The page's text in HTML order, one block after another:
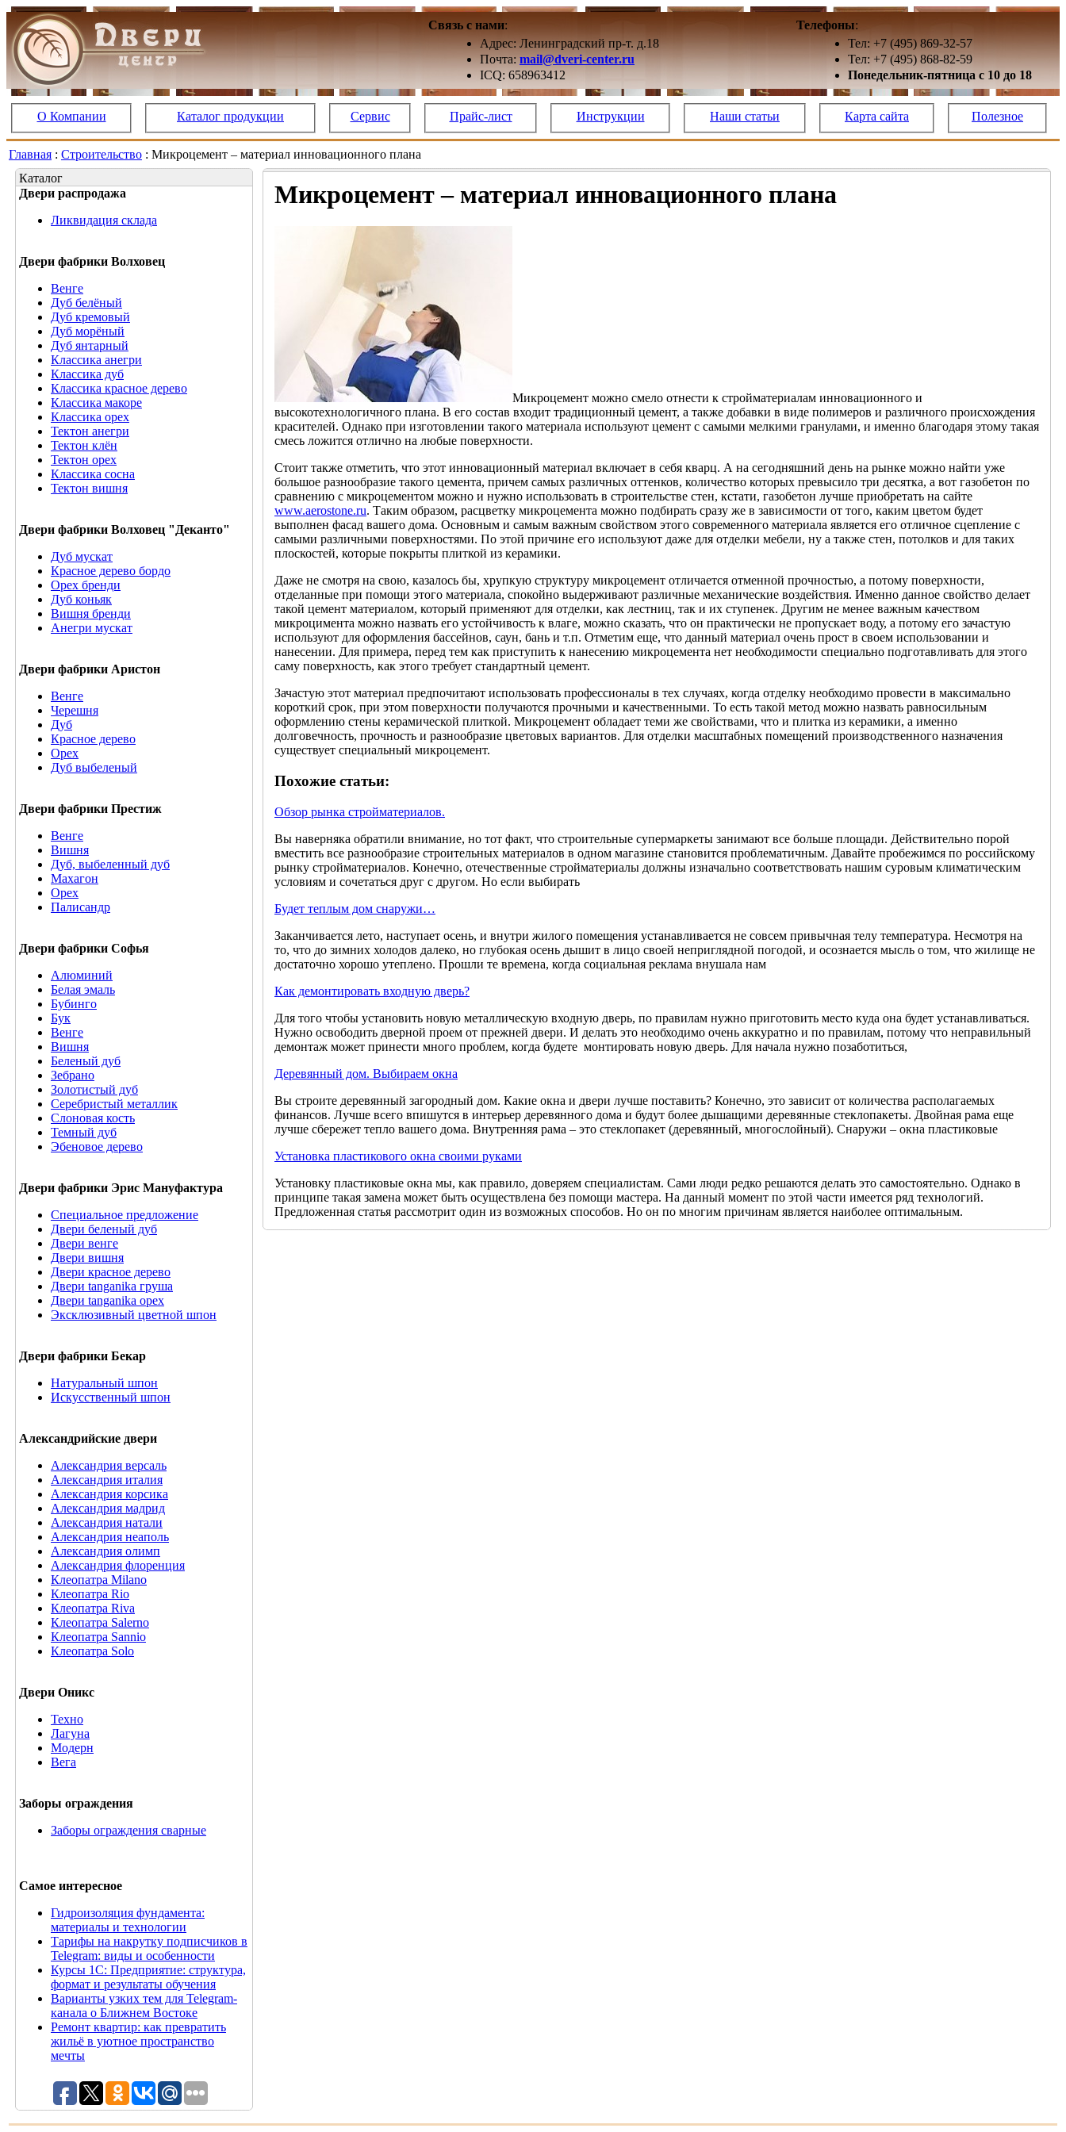
Связь с нами:
Адрес: Ленинградский пр-т. д.18
Почта:mail@dveri-center.ru
ICQ: 658963412
Телефоны:
Тел: +7 (495) 869-32-57
Тел: +7 (495) 868-82-59
Понедельник-пятница с 10 до 18
О Компании Каталог продукции Сервис Прайс-лист Инструкции Наши статьи Карта сайта Полезное
Главная : Строительство : Микроцемент – материал инновационного плана
Каталог
Двери распродажа
Ликвидация склада
Двери фабрики Волховец
Венге
Дуб белёный
Дуб кремовый
Дуб морёный
Дуб янтарный
Классика анегри
Классика дуб
Классика красное дерево
Классика макоре
Классика орех
Тектон анегри
Тектон клён
Тектон орех
Классика сосна
Тектон вишня
Двери фабрики Волховец "Деканто"
Дуб мускат
Красное дерево бордо
Орех бренди
Дуб коньяк
Вишня бренди
Анегри мускат
Двери фабрики Аристон
Венге
Черешня
Дуб
Красное дерево
Орех
Дуб выбеленый
Двери фабрики Престиж
Венге
Вишня
Дуб, выбеленный дуб
Махагон
Орех
Палисандр
Двери фабрики Софья
Алюминий
Белая эмаль
Бубинго
Бук
Венге
Вишня
Беленый дуб
Зебрано
Золотистый дуб
Серебристый металлик
Слоновая кость
Темный дуб
Эбеновое дерево
Двери фабрики Эрис Мануфактура
Специальное предложение
Двери беленый дуб
Двери венге
Двери вишня
Двери красное дерево
Двери tanganika груша
Двери tanganika oрех
Эксклюзивный цветной шпон
Двери фабрики Бекар
Натуральный шпон
Искусственный шпон
Александрийские двери
Александрия версаль
Александрия италия
Александрия корсика
Александрия мадрид
Александрия натали
Александрия неаполь
Александрия олимп
Александрия флоренция
Клеопатра Milano
Клеопатра Rio
Клеопатра Riva
Клеопатра Salerno
Клеопатра Sannio
Клеопатра Solo
Двери Оникс
Техно
Лагуна
Модерн
Вега
Заборы ограждения
Заборы ограждения сварные
Самое интересное
Гидроизоляция фундамента:
материалы и технологии
Тарифы на накрутку подписчиков в
Telegram: виды и особенности
Курсы 1С: Предприятие: структура,
формат и результаты обучения
Варианты узких тем для Telegram-
канала о Ближнем Востоке
Ремонт квартир: как превратить
жильё в уютное пространство
мечты
Микроцемент – материал инновационного плана
Микроцемент можно смело отнести к стройматериалам инновационного и
высокотехнологичного плана. В его состав входит традиционный цемент, а также добавки в виде полимеров и различного происхождения
красителей. Однако при изготовлении такого материала используют цемент с самыми мелкими гранулами, и именно благодаря этому такая
смесь ложится отлично на любые поверхности.
Стоит также отметить, что этот инновационный материал включает в себя кварц. А на сегодняшний день на рынке можно найти уже
большое разнообразие такого цемента, причем самых различных оттенков, количество которых превысило три десятка, а вот газобетон по
сравнению с микроцементом можно и нужно использовать в строительстве стен, кстати, газобетон лучше приобретать на сайте
www.aerostone.ru. Таким образом, расцветку микроцемента можно подбирать сразу же в зависимости от того, каким цветом будет
выполнен фасад вашего дома. Основным и самым важным свойством этого современного материала является его отличное сцепление с
самыми различными поверхностями. По этой причине его используют даже для отделки мебели, ну а также стен, потолков и для таких
плоскостей, которые покрыты плиткой из керамики.
Даже не смотря на свою, казалось бы, хрупкую структуру микроцемент отличается отменной прочностью, а потому поверхности,
отделанные при помощи этого материала, спокойно выдерживают различные механические воздействия. Именно данное свойство делает
такой цемент материалом, который применяют для отделки, как лестниц, так и их ступенек. Другим не менее важным качеством
микроцимента можно назвать его устойчивость к влаге, можно сказать, что он практически не пропускает воду, а потому его зачастую
используют для оформления бассейнов, саун, бань и т.п. Отметим еще, что данный материал очень прост в своем использовании и
нанесении. Для примера, перед тем как приступить к нанесению микроцемента нет необходимости специально подготавливать для этого
саму поверхность, как этого требует стандартный цемент.
Зачастую этот материал предпочитают использовать профессионалы в тех случаях, когда отделку необходимо провести в максимально
короткий срок, при этом поверхности получаются прочными и качественными. То есть такой метод можно назвать равносильным
оформлению стены керамической плиткой. Микроцемент обладает теми же свойствами, что и плитка из керамики, а именно
долговечность, прочность и разнообразие цветовых вариантов. Для отделки масштабных помещений производственного назначения
существует специальный микроцемент.
Похожие статьи:
Обзор рынка стройматериалов.
Вы наверняка обратили внимание, но тот факт, что строительные супермаркеты занимают все больше площади. Действительно порой
вместить все разнообразие строительных материалов в одном магазине становится проблематичным. Давайте пробежимся по российскому
рынку стройматериалов. Конечно, отечественные стройматериалы должны изначально соответствовать нашим суровым климатическим
условиям и сочетаться друг с другом. Но если выбирать
Будет теплым дом снаружи…
Заканчивается лето, наступает осень, и внутри жилого помещения устанавливается не совсем привычная телу температура. Несмотря на
то, что до зимних холодов далеко, но глубокая осень дышит в лицо своей неприглядной погодой, и осознается мысль о том, что жилище не
достаточно хорошо утеплено. Прошли те времена, когда социальная реклама внушала нам
Как демонтировать входную дверь?
Для того чтобы установить новую металлическую входную дверь, по правилам нужно приготовить место куда она будет устанавливаться.
Нужно освободить дверной проем от прежней двери. И делать это необходимо очень аккуратно и по правилам, потому что неправильный
демонтаж может принести много проблем, когда будете монтировать новую дверь. Для начала нужно позаботиться,
Деревянный дом. Выбираем окна
Вы строите деревянный загородный дом. Какие окна и двери лучше поставить? Конечно, это зависит от количества располагаемых
финансов. Лучше всего впишутся в интерьер деревянного дома и будут более дышащими деревянные стеклопакеты. Двойная рама еще
лучше сбережет тепло вашего дома. Внутренняя рама – это стеклопакет (деревянный, многослойный). Снаружи – окна пластиковые
Установка пластикового окна своими руками
Установку пластиковые окна мы, как правило, доверяем специалистам. Сами люди редко решаются делать это самостоятельно. Однако в
принципе такая замена может быть осуществлена без помощи мастера. На данный момент по этой части имеется ряд технологий.
Предложенная статья рассмотрит один из возможных способов. Но он по многим причинам является наиболее оптимальным.